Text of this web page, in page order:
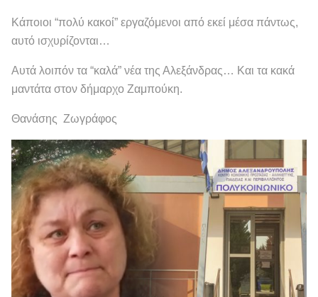
Κάποιοι “πολύ κακοί” εργαζόμενοι από εκεί μέσα πάντως,
αυτό ισχυρίζονται…
Αυτά λοιπόν τα “καλά” νέα της Αλεξάνδρας… Και τα κακά
μαντάτα στον δήμαρχο Ζαμπούκη.
Θανάσης Ζωγράφος